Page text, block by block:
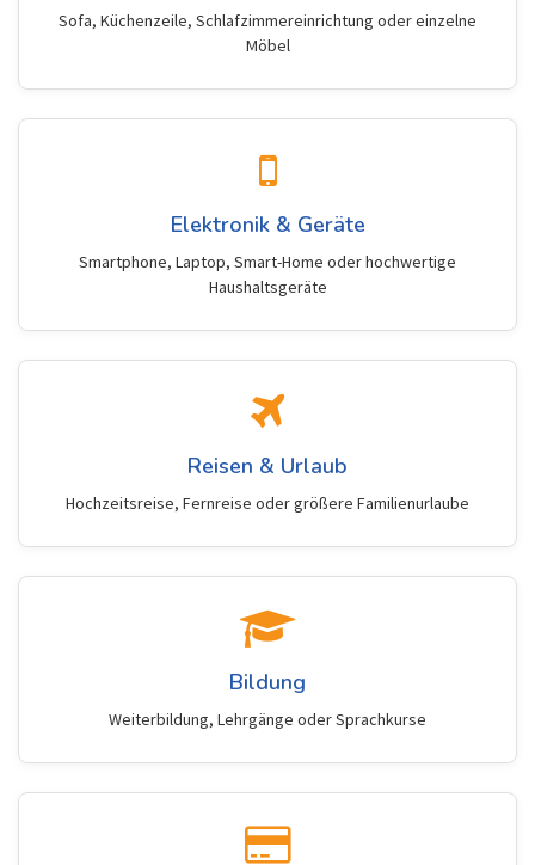
Sofa, Küchenzeile, Schlafzimmereinrichtung oder einzelne
Möbel
Elektronik & Geräte
Smartphone, Laptop, Smart-Home oder hochwertige
Haushaltsgeräte
Reisen & Urlaub
Hochzeitsreise, Fernreise oder größere Familienurlaube
Bildung
Weiterbildung, Lehrgänge oder Sprachkurse